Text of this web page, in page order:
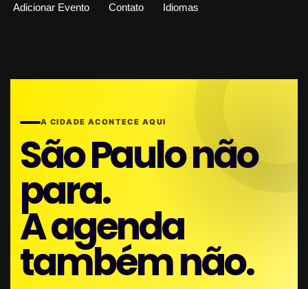
Adicionar Evento
Contato Idiomas
A CIDADE ACONTECE AQUI
São Paulo não
para.
A agenda
também não.